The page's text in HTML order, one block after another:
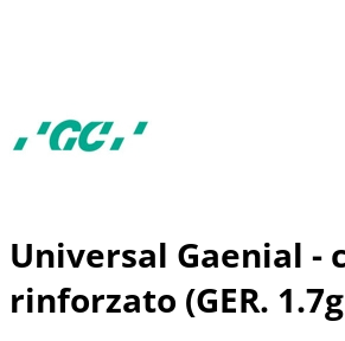
Universal Gaenial -
rinforzato (GER.